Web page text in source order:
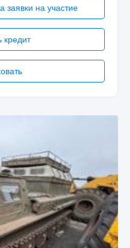
заявки на участие
кредит